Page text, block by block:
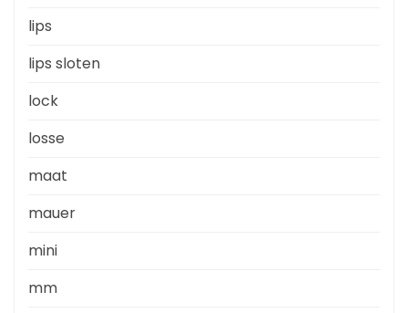
lips
lips sloten
lock
losse
maat
mauer
mini
mm